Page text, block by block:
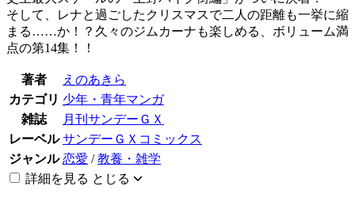
そして、レナと過ごしたクリスマスで二人の距離も一挙に縮
まる……か！？久々のジムカーナも楽しめる、ボリューム満
点の第14集！！
著者
えのあきら
カテゴリ 少年・青年マンガ
雑誌
月刊サンデーＧＸ
レーベル サンデーＧＸコミックス
ジャンル 恋愛 /教養・雑学
詳細を見る とじる